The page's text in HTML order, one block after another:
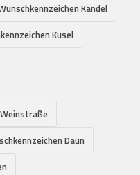
Kandel
Kusel
Daun